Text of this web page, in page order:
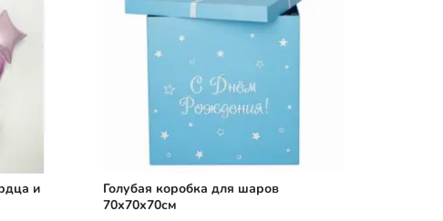
и
Голубая коробка для шаров
70х70х70см